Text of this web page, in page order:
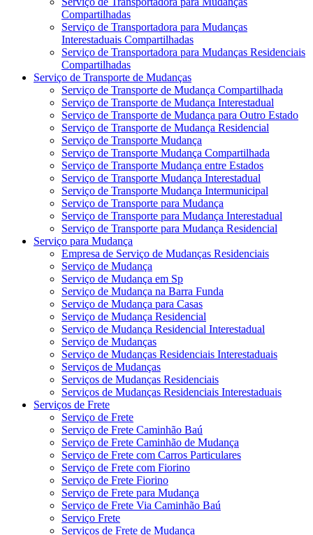
Compartilhadas
Serviço de Transportadora para Mudanças
Interestaduais Compartilhadas
Serviço de Transportadora para Mudanças Residenciais
Compartilhadas
Serviço de Transporte de Mudanças
Serviço de Transporte de Mudança Compartilhada
Serviço de Transporte de Mudança Interestadual
Serviço de Transporte de Mudança para Outro Estado
Serviço de Transporte de Mudança Residencial
Serviço de Transporte Mudança
Serviço de Transporte Mudança Compartilhada
Serviço de Transporte Mudança entre Estados
Serviço de Transporte Mudança Interestadual
Serviço de Transporte Mudança Intermunicipal
Serviço de Transporte para Mudança
Serviço de Transporte para Mudança Interestadual
Serviço de Transporte para Mudança Residencial
Serviço para Mudança
Empresa de Serviço de Mudanças Residenciais
Serviço de Mudança
Serviço de Mudança em Sp
Serviço de Mudança na Barra Funda
Serviço de Mudança para Casas
Serviço de Mudança Residencial
Serviço de Mudança Residencial Interestadual
Serviço de Mudanças
Serviço de Mudanças Residenciais Interestaduais
Serviços de Mudanças
Serviços de Mudanças Residenciais
Serviços de Mudanças Residenciais Interestaduais
Serviços de Frete
Serviço de Frete
Serviço de Frete Caminhão Baú
Serviço de Frete Caminhão de Mudança
Serviço de Frete com Carros Particulares
Serviço de Frete com Fiorino
Serviço de Frete Fiorino
Serviço de Frete para Mudança
Serviço de Frete Via Caminhão Baú
Serviço Frete
Serviços de Frete de Mudança